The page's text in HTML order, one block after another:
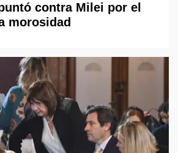
contra Milei por el
morosidad